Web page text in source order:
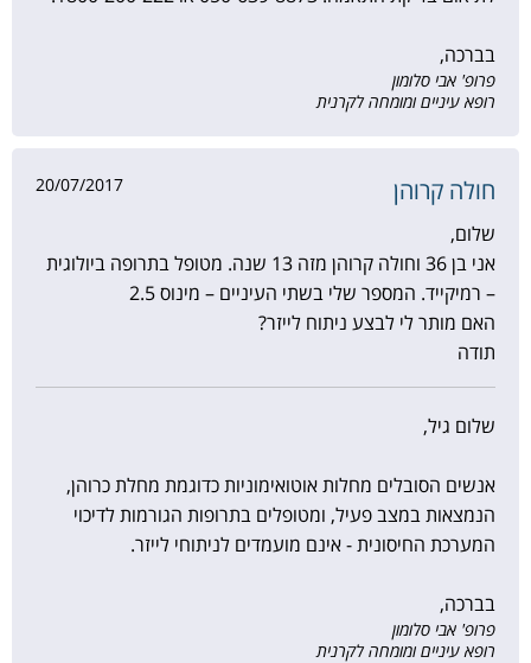
בברכה,
פרופ' אבי סלומון
רופא עיניים ומומחה לקרנית
חולה קרוהן 20/07/2017
שלום,
אני בן 36 וחולה קרוהן מזה 13 שנה. מטופל בתרופה ביולוגית
– רמיקייד. המספר שלי בשתי העיניים – מינוס 2.5
האם מותר לי לבצע ניתוח לייזר?
תודה
שלום גיל,
אנשים הסובלים מחלות אוטואימוניות כדוגמת מחלת כרוהן,
הנמצאות במצב פעיל, ומטופלים בתרופות הגורמות לדיכוי
המערכת החיסונית - אינם מועמדים לניתוחי לייזר.
בברכה,
פרופ' אבי סלומון
רופא עיניים ומומחה לקרנית